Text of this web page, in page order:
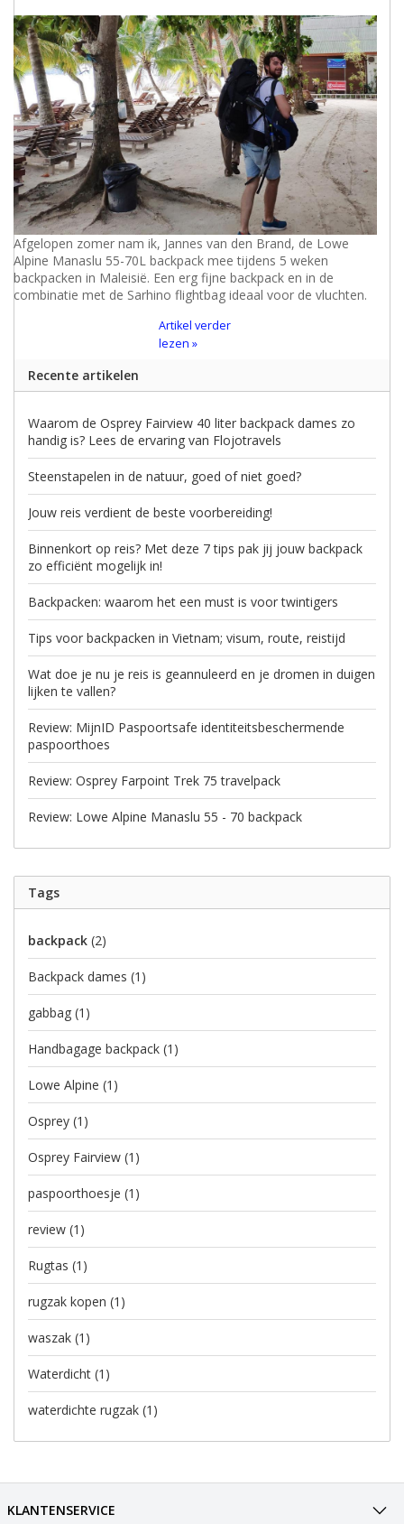
Afgelopen zomer nam ik, Jannes van den Brand, de Lowe
Alpine Manaslu 55-70L backpack mee tijdens 5 weken
backpacken in Maleisië. Een erg fijne backpack en in de
combinatie met de Sarhino flightbag ideaal voor de vluchten.
Artikel verder
lezen »
Recente artikelen
Waarom de Osprey Fairview 40 liter backpack dames zo
handig is? Lees de ervaring van Flojotravels
Steenstapelen in de natuur, goed of niet goed?
Jouw reis verdient de beste voorbereiding!
Binnenkort op reis? Met deze 7 tips pak jij jouw backpack
zo efficiënt mogelijk in!
Backpacken: waarom het een must is voor twintigers
Tips voor backpacken in Vietnam; visum, route, reistijd
Wat doe je nu je reis is geannuleerd en je dromen in duigen
lijken te vallen?
Review: MijnID Paspoortsafe identiteitsbeschermende
paspoorthoes
Review: Osprey Farpoint Trek 75 travelpack
Review: Lowe Alpine Manaslu 55 - 70 backpack
Tags
backpack (2)
Backpack dames (1)
gabbag (1)
Handbagage backpack (1)
Lowe Alpine (1)
Osprey (1)
Osprey Fairview (1)
paspoorthoesje (1)
review (1)
Rugtas (1)
rugzak kopen (1)
waszak (1)
Waterdicht (1)
waterdichte rugzak (1)
KLANTENSERVICE